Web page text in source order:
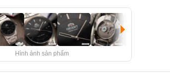
Hình ảnh sản phẩm